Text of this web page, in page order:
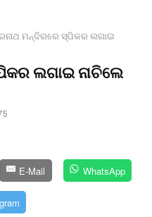
ମନ୍ଦିରରେ ସ୍ପିକର ଲଗାଇ
ଲଗାଇ ନାଚିଲେ
E-Mail WhatsApp